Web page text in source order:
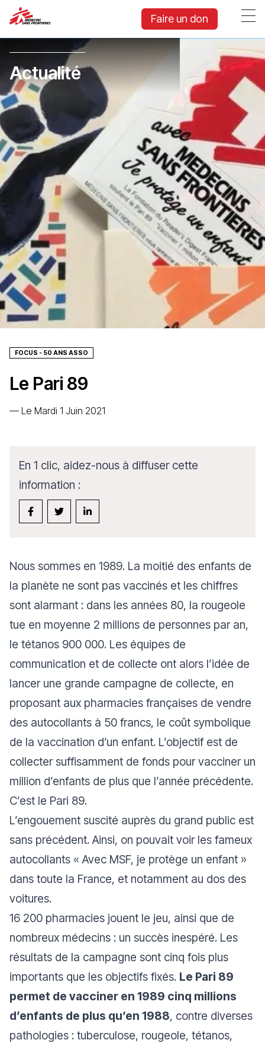
Faire un don
Actualité
FOCUS - 50 ANS ASSO
Le Pari 89
— Le Mardi 1 Juin 2021
En 1 clic, aidez-nous à diffuser cette
information :
Nous sommes en 1989. La moitié des enfants de
la planète ne sont pas vaccinés et les chiffres
sont alarmant : dans les années 80, la rougeole
tue en moyenne 2 millions de personnes par an,
le tétanos 900 000. Les équipes de
communication et de collecte ont alors l’idée de
lancer une grande campagne de collecte, en
proposant aux pharmacies françaises de vendre
des autocollants à 50 francs, le coût symbolique
de la vaccination d’un enfant. L’objectif est de
collecter suffisamment de fonds pour vacciner un
million d’enfants de plus que l’année précédente.
C’est le Pari 89.
L’engouement suscité auprès du grand public est
sans précédent. Ainsi, on pouvait voir les fameux
autocollants «Avec MSF, je protège un enfant »
dans toute la France, et notamment au dos des
voitures.
16 200 pharmacies jouent le jeu, ainsi que de
nombreux médecins : un succès inespéré. Les
résultats de la campagne sont cinq fois plus
importants que les objectifs fixés. Le Pari 89
permet de vacciner en 1989 cinq millions
d’enfants de plus qu’en 1988, contre diverses
pathologies : tuberculose, rougeole, tétanos,